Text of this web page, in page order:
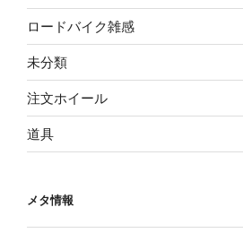
ロードバイク雑感
未分類
注文ホイール
道具
メタ情報